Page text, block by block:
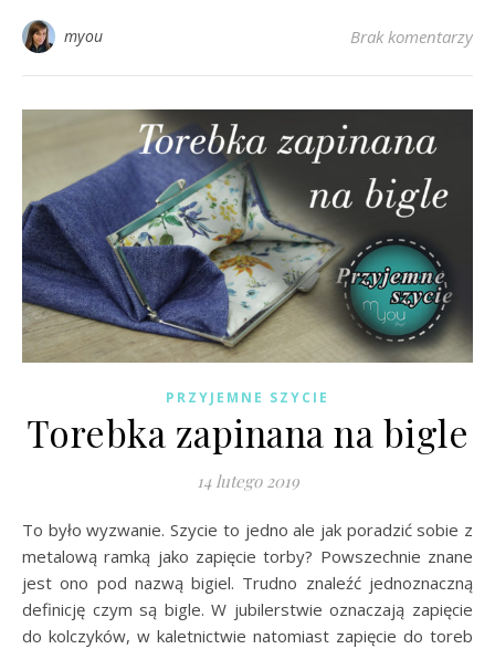
myou Brak komentarzy
PRZYJEMNE SZYCIE
Torebka zapinana na bigle
14 lutego 2019
To było wyzwanie. Szycie to jedno ale jak poradzić sobie z
metalową ramką jako zapięcie torby? Powszechnie znane
jest ono pod nazwą bigiel. Trudno znaleźć jednoznaczną
definicję czym są bigle. W jubilerstwie oznaczają zapięcie
do kolczyków, w kaletnictwie natomiast zapięcie do toreb